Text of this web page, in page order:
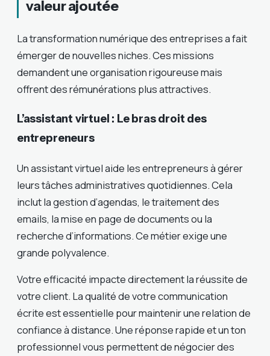
valeur ajoutée
La transformation numérique des entreprises a fait
émerger de nouvelles niches. Ces missions
demandent une organisation rigoureuse mais
offrent des rémunérations plus attractives.
L’assistant virtuel : Le bras droit des
entrepreneurs
Un assistant virtuel aide les entrepreneurs à gérer
leurs tâches administratives quotidiennes. Cela
inclut la gestion d’agendas, le traitement des
emails, la mise en page de documents ou la
recherche d’informations. Ce métier exige une
grande polyvalence.
Votre efficacité impacte directement la réussite de
votre client. La qualité de votre communication
écrite est essentielle pour maintenir une relation de
confiance à distance. Une réponse rapide et un ton
professionnel vous permettent de négocier des